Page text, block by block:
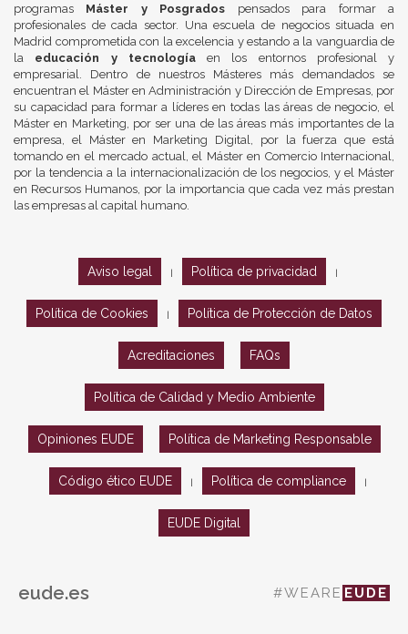
programas Máster y Posgrados pensados para formar a
profesionales de cada sector. Una escuela de negocios situada en
Madrid comprometida con la excelencia y estando a la vanguardia de
la educación y tecnologíaen los entornos profesional y
empresarial. Dentro de nuestros Másteres más demandados se
encuentran el Máster en Administración y Dirección de Empresas, por
su capacidad para formar a líderes en todas las áreas de negocio, el
Máster en Marketing, por ser una de las áreas más importantes de la
empresa, el Máster en Marketing Digital, por la fuerza que está
tomando en el mercado actual, el Máster en Comercio Internacional,
por la tendencia a la internacionalización de los negocios, y el Máster
en Recursos Humanos, por la importancia que cada vez más prestan
las empresas al capital humano.
Aviso legal Política de privacidad
Política de Cookies Política de Protección de Datos
Acreditaciones FAQs
Política de Calidad y Medio Ambiente
Opiniones EUDE Política de Marketing Responsable
Código ético EUDE Política de compliance
EUDE Digital
eude.es #WEARE EUDE